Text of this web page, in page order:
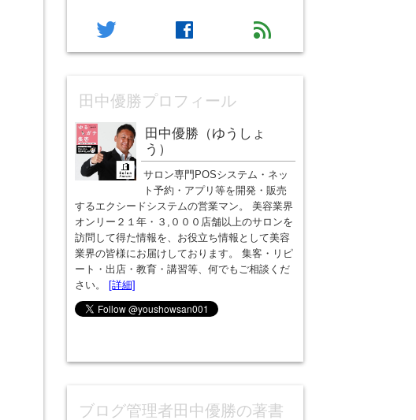
twitter facebook feed
田中優勝プロフィール
田中優勝（ゆうしょ
う）
サロン専門POSシステム・ネッ
ト予約・アプリ等を開発・販売
するエクシードシステムの営業マン。 美容業界
オンリー２１年・３,０００店舗以上のサロンを
訪問して得た情報を、お役立ち情報として美容
業界の皆様にお届けしております。 集客・リピ
ート・出店・教育・講習等、何でもご相談くだ
さい。
[詳細]
ブログ管理者田中優勝の著書